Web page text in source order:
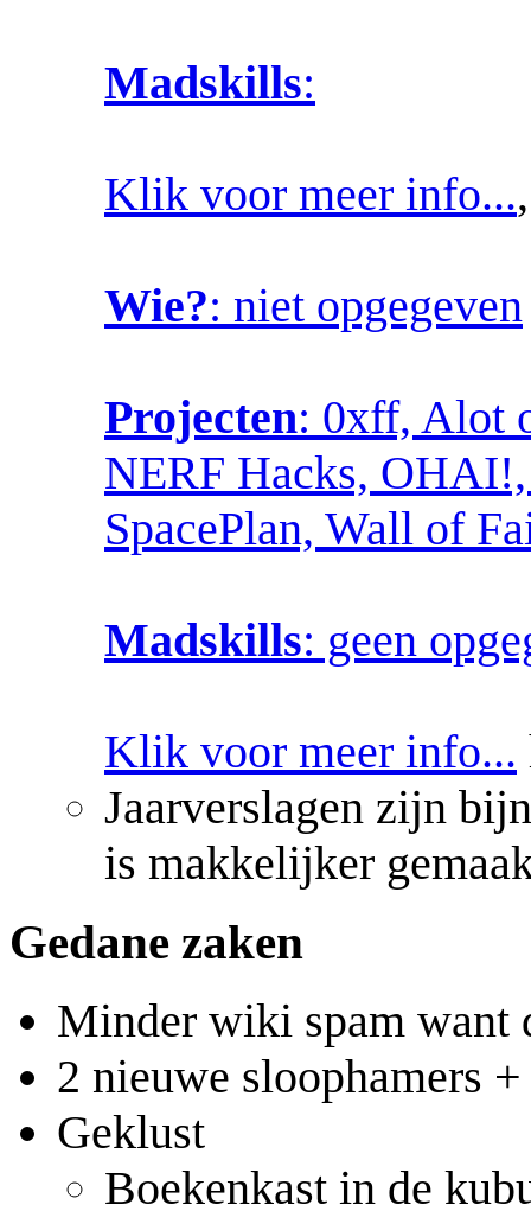
Madskills:
Klik voor meer info...
Wie?: niet opgegeven
Projecten: 0xff, Alot
NERF Hacks,
SpacePlan, Wall of
Madskills: geen
Klik voor meer info...
Jaarverslagen zijn
is makkelijker
Gedane zaken
Minder wiki spam
2 nieuwe sloophamers
Geklust
Boekenkast in de